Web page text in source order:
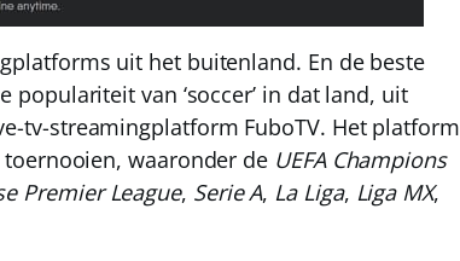
uit het buitenland. En de beste
van ‘soccer’ in dat land, uit
tv-streamingplatform FuboTV. Het platform
waaronder de UEFA Champions
Premier League, Serie A, La Liga, Liga MX,